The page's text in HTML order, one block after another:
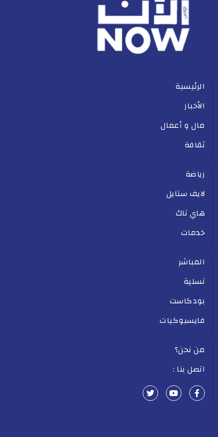
الرئيسية
الأخبار
مال و أعمال
ثقافة
رياضة
لايف ستايل
هاي تاك
خدمات
المباشر
تسلية
بودكاست
فايسبوكيات
من نحن؟
اتصل بنا :